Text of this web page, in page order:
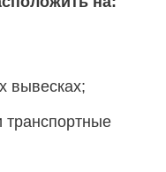
вывесках;
транспортные